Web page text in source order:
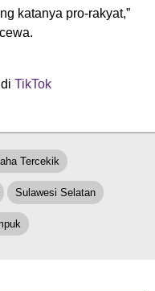
katanya pro-rakyat,”
di TikTok
Tercekik
Sulawesi Selatan